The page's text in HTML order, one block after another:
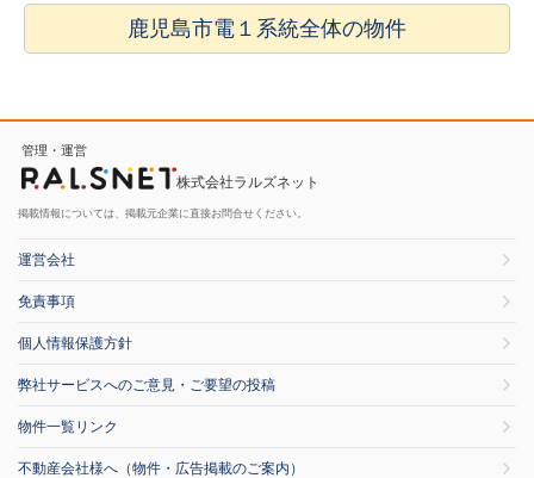
鹿児島市電１系統全体の物件
管理・運営
株式会社ラルズネット
掲載情報については、掲載元企業に直接お問合せください。
運営会社
免責事項
個人情報保護方針
弊社サービスへのご意見・ご要望の投稿
物件一覧リンク
不動産会社様へ（物件・広告掲載のご案内）